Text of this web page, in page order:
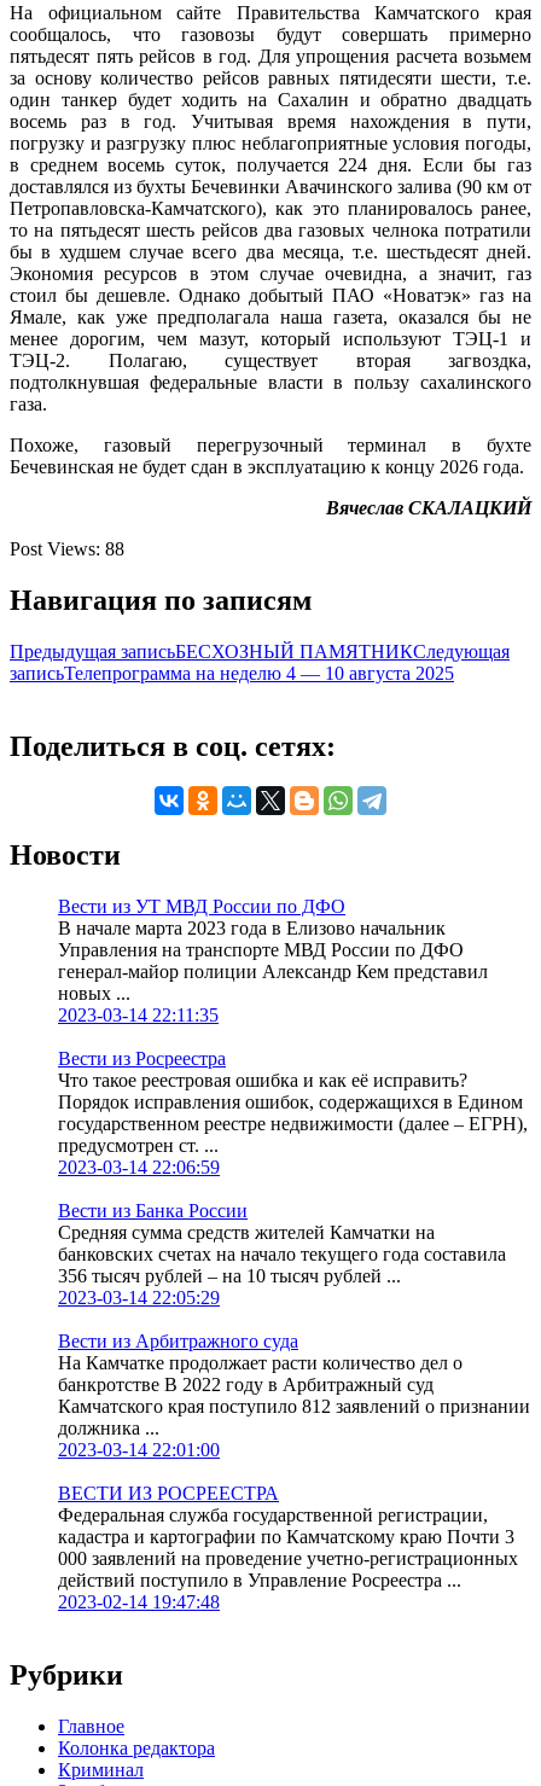
На официальном сайте Правительства Камчатского края
сообщалось, что газовозы будут совершать примерно
пятьдесят пять рейсов в год. Для упрощения расчета возьмем
за основу количество рейсов равных пятидесяти шести, т.е.
один танкер будет ходить на Сахалин и обратно двадцать
восемь раз в год. Учитывая время нахождения в пути,
погрузку и разгрузку плюс неблагоприятные условия погоды,
в среднем восемь суток, получается 224 дня. Если бы газ
доставлялся из бухты Бечевинки Авачинского залива (90 км от
Петропавловска-Камчатского), как это планировалось ранее,
то на пятьдесят шесть рейсов два газовых челнока потратили
бы в худшем случае всего два месяца, т.е. шестьдесят дней.
Экономия ресурсов в этом случае очевидна, а значит, газ
стоил бы дешевле. Однако добытый ПАО «Новатэк» газ на
Ямале, как уже предполагала наша газета, оказался бы не
менее дорогим, чем мазут, который используют ТЭЦ-1 и
ТЭЦ-2. Полагаю, существует вторая загвоздка,
подтолкнувшая федеральные власти в пользу сахалинского
газа.
Похоже, газовый перегрузочный терминал в бухте
Бечевинская не будет сдан в эксплуатацию к концу 2026 года.
Вячеслав СКАЛАЦКИЙ
Post Views: 88
Навигация по записям
Предыдущая записьБЕСХОЗНЫЙ ПАМЯТНИКСледующая
записьТелепрограмма на неделю 4 — 10 августа 2025
Поделиться в соц. сетях:
Новости
Вести из УТ МВД России по ДФО
В начале марта 2023 года в Елизово начальник
Управления на транспорте МВД России по ДФО
генерал-майор полиции Александр Кем представил
новых ...
2023-03-14 22:11:35
Вести из Росреестра
Что такое реестровая ошибка и как её исправить?
Порядок исправления ошибок, содержащихся в Едином
государственном реестре недвижимости (далее – ЕГРН),
предусмотрен ст. ...
2023-03-14 22:06:59
Вести из Банка России
Средняя сумма средств жителей Камчатки на
банковских счетах на начало текущего года составила
356 тысяч рублей – на 10 тысяч рублей ...
2023-03-14 22:05:29
Вести из Арбитражного суда
На Камчатке продолжает расти количество дел о
банкротстве В 2022 году в Арбитражный суд
Камчатского края поступило 812 заявлений о признании
должника ...
2023-03-14 22:01:00
ВЕСТИ ИЗ РОСРЕЕСТРА
Федеральная служба государственной регистрации,
кадастра и картографии по Камчатскому краю Почти 3
000 заявлений на проведение учетно-регистрационных
действий поступило в Управление Росреестра ...
2023-02-14 19:47:48
Рубрики
Главное
Колонка редактора
Криминал